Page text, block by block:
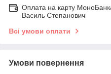
Оплата на карту
Василь Степанович
Всі умови оплати
Умови повернення